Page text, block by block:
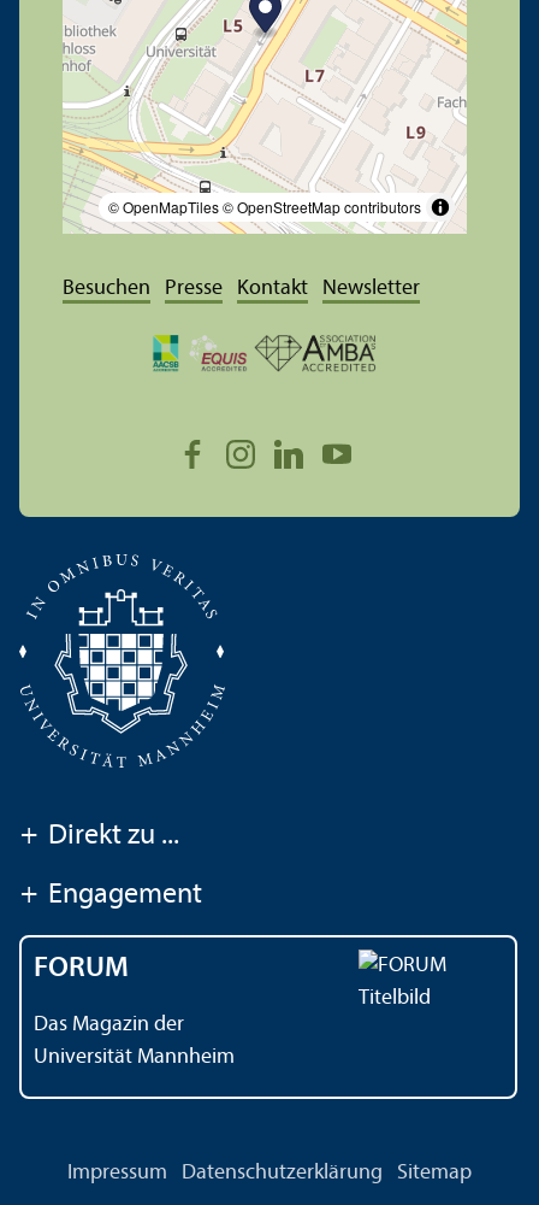
© OpenMapTiles© OpenStreetMap contributors
Besuchen Presse Kontakt Newsletter
+ Direkt zu ...
+ Engagement
FORUM
Das Magazin der
Universität Mannheim
Impressum Datenschutz­erklärung Sitemap